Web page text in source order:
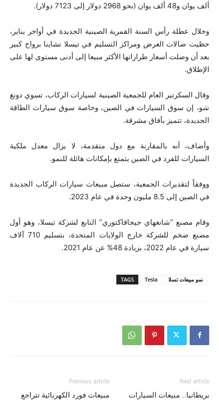
ألف يوان و48 ألف يوان (نحو 2968 دولار إلى 7123 دولار).
وخلال عطلة رأس السنة القمرية الصينية الجديدة في أواخر يناير،
حظيت صالات العرض ومراكز التسليم في تيسلا تشاينا برواج كبير
بعد أن وصلت أسعار طرازاتها الأكثر مبيعا إلى أدنى مستوى لها على
الإطلاق.
وقال السكرتير العام للجمعية الصينية لسيارات الركاب، تسوي دونغ
شو، إن سوق السيارات في الصين، وخاصة سوق سيارات الطاقة
الجديدة، تتميز بآفاق مشرقة.
وأضاف، أنه بالمقارنة مع دول متقدمة، لا يزال معدل ملكية
السيارات للفرد في الصين يتمتع بإمكانات هائلة للنمو.
ووفقاً لتقديرات الجمعية، ستصل مبيعات سيارات الركاب الجديدة
في الصين إلى 8.5 مليون وحدة في عام 2023.
وقام مصنع “شانغهاي جيجافاكتوري” التابع لشركة تيسلا، وهو أول
مصنع ضخم للشركة خارج الولايات المتحدة، بتسليم 710 آلاف
سيارة في عام 2022، بزيادة 48% عن عام 2021.
TAGS Tesla نمو مبيعات تسلا
Previous article
مبيعات فورد الكهربائية تتراجع
Next article
بريطانيا… مبيعات السيارات